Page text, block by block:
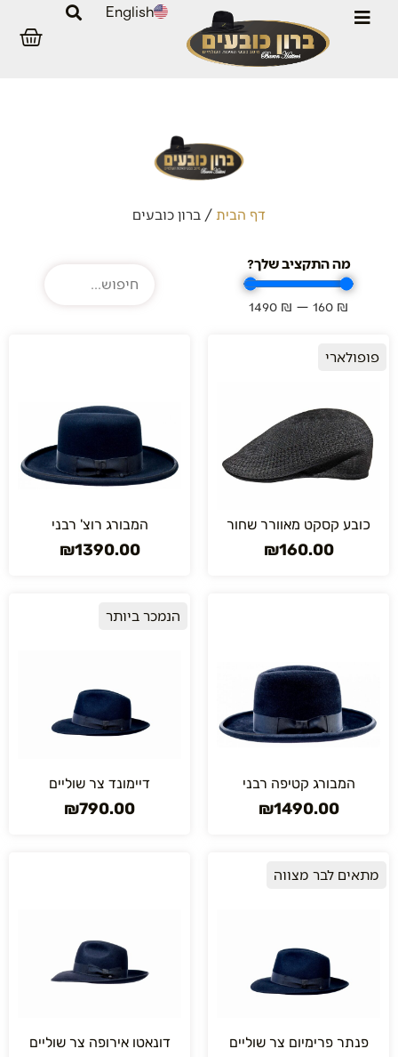
English
דף הבית / ברון כובעים
מה התקציב שלך?
₪
160
—
₪
1490
פופולארי
כובע קסקט מאוורר שחור
₪160.00
המבורג רוצ' רבני
₪1390.00
המבורג קטיפה רבני
₪1490.00
הנמכר ביותר
דיימונד צר שוליים
₪790.00
מתאים לבר מצווה
פנתר פרימיום צר שוליים דונאטו אירופה צר שוליים